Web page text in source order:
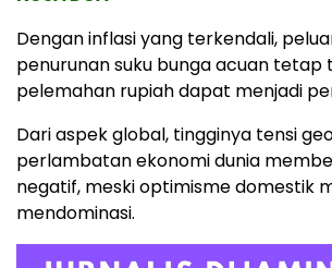
Dengan inflasi yang terkendali,
penurunan suku bunga acuan
pelemahan rupiah dapat menjadi
Dari aspek global, tingginya tensi
perlambatan ekonomi dunia
negatif, meski optimisme domestik
mendominasi.